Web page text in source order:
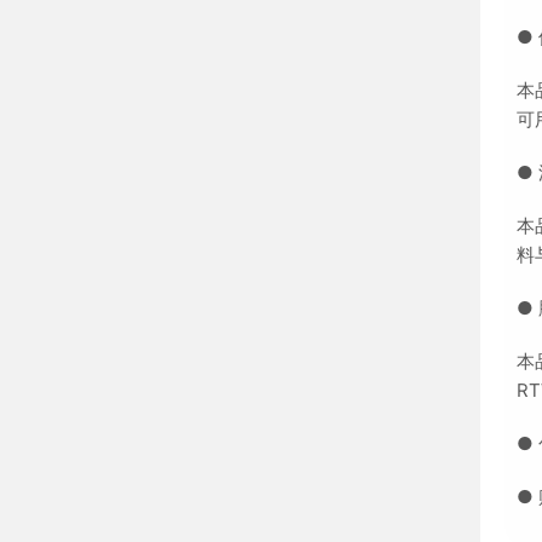
●
本
可
●
本
料
●
本
●
●